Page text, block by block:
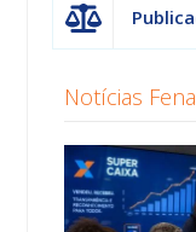
Notícias